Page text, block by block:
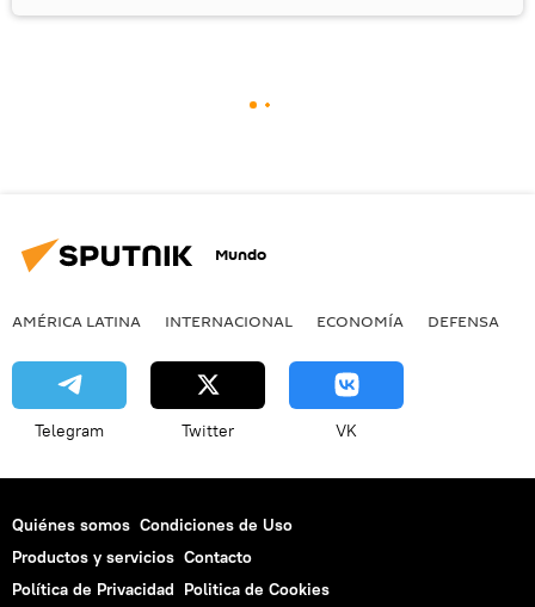
Mundo
AMÉRICA LATINA INTERNACIONAL ECONOMÍA DEFENSA
Telegram Twitter VK
Quiénes somos Condiciones de Uso
Productos y servicios Contacto
Política de Privacidad Politica de Cookies